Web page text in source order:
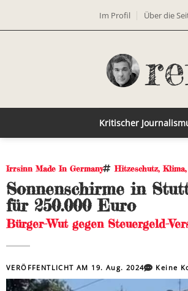
Im Profil Über die
Kritischer
Irrsinn Made In Germany Hitzeschutz, Klima,
Sonnenschirme in
für 250.000 Euro
Bürger-Wut gegen Steuergeld-
VERÖFFENTLICHT AM 19. Aug. 2024 Keine